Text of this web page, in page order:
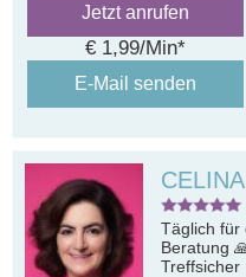
Jetzt anrufen
€ 1,99/Min*
E-Mail senden
CELINA
Täglich für
Beratung
Treffsicher